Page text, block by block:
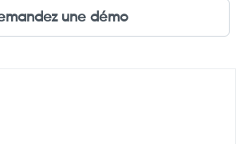
une démo